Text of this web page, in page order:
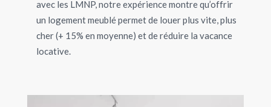
avec les LMNP, notre expérience montre qu’offrir
un logement meublé permet de louer plus vite, plus
cher (+ 15% en moyenne) et de réduire la vacance
locative.